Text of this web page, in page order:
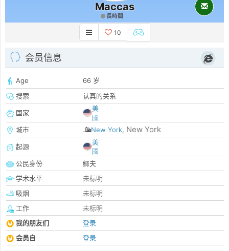
Maccas
長時間
10
会员信息
Age
66 岁
搜索
认真的关系
国家
美
國
城市
New York, New York
起源
美
國
公民身份
鳏夫
学术水平
未标明
吸烟
未标明
工作
未标明
我的朋友们
登录
会员自
登录